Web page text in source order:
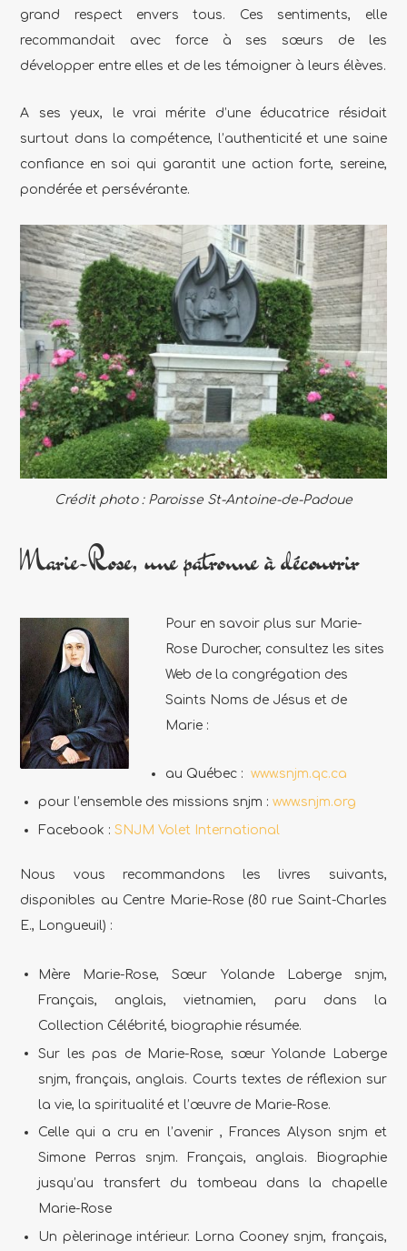
grand respect envers tous. Ces sentiments, elle
recommandait avec force à ses sœurs de les
développer entre elles et de les témoigner à leurs élèves.
A ses yeux, le vrai mérite d’une éducatrice résidait
surtout dans la compétence, l’authenticité et une saine
confiance en soi qui garantit une action forte, sereine,
pondérée et persévérante.
Crédit photo : Paroisse St-Antoine-de-Padoue
Marie-Rose, une patronne à découvrir
Pour en savoir plus sur Marie-
Rose Durocher, consultez les sites
Web de la congrégation des
Saints Noms de Jésus et de
Marie :
au Québec : www.snjm.qc.ca
pour l’ensemble des missions snjm :www.snjm.org
Facebook :SNJM Volet International
Nous vous recommandons les livres suivants,
disponibles au Centre Marie-Rose (80 rue Saint-Charles
E., Longueuil) :
Mère Marie-Rose, Sœur Yolande Laberge snjm,
Français, anglais, vietnamien, paru dans la
Collection Célébrité, biographie résumée.
Sur les pas de Marie-Rose, sœur Yolande Laberge
snjm, français, anglais. Courts textes de réflexion sur
la vie, la spiritualité et l’œuvre de Marie-Rose.
Celle qui a cru en l’avenir , Frances Alyson snjm et
Simone Perras snjm.
Français, anglais. Biographie
jusqu’au transfert du tombeau dans la chapelle
Marie-Rose
Un pèlerinage intérieur. Lorna Cooney snjm, français,